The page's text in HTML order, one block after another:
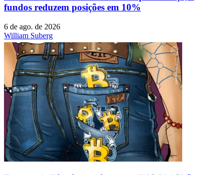
fundos reduzem posições em 10%
6 de ago. de 2026
William Suberg